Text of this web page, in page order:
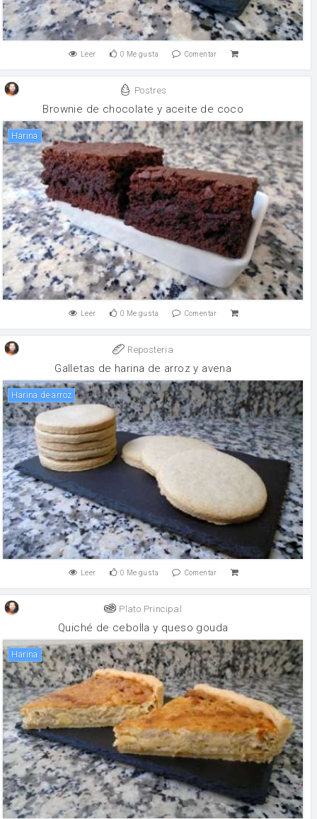
Leer 0 Me gusta Comentar
Postres
Brownie de chocolate y aceite de coco
harina
Leer 0 Me gusta Comentar
Reposteria
Galletas de harina de arroz y avena
harina de arroz
Leer 0 Me gusta Comentar
Plato Principal
Quiché de cebolla y queso gouda
harina